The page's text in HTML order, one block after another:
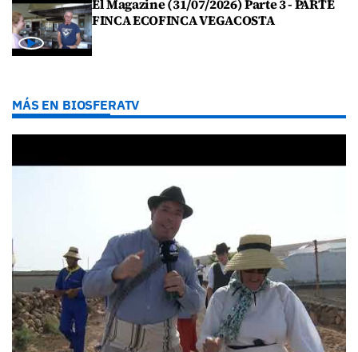
El Magazine (31/07/2026) Parte 3 - PARTE
FINCA ECOFINCA VEGACOSTA
MÁS EN BIOSFERATV